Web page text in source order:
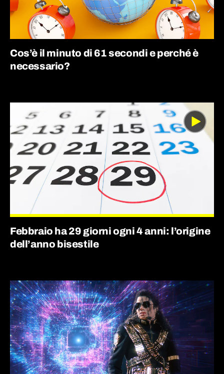
Cos’è il minuto di 61 secondi e perché è
necessario?
Febbraio ha 29 giorni ogni 4 anni: l’origine
dell’anno bisestile